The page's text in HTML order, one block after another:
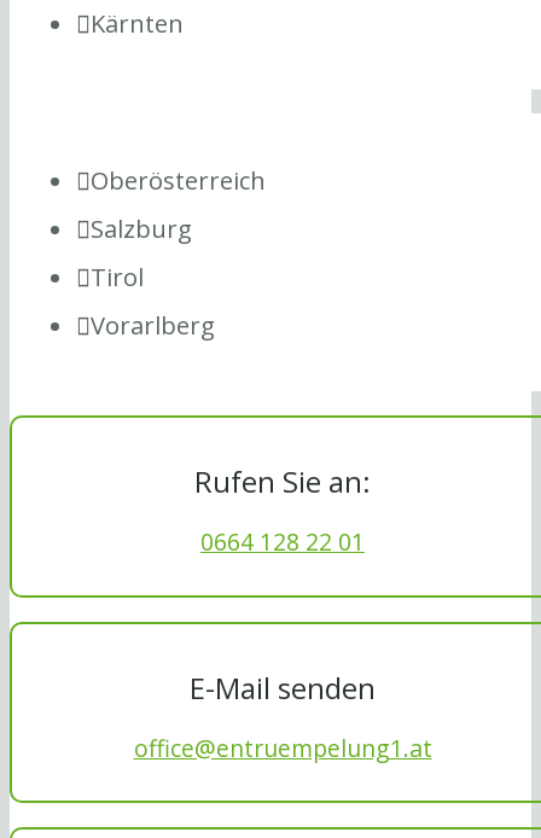
Kärnten
Oberösterreich
Salzburg
Tirol
Vorarlberg
Rufen Sie an:
0664 128 22 01
E-Mail senden
office@entruempelung1.at